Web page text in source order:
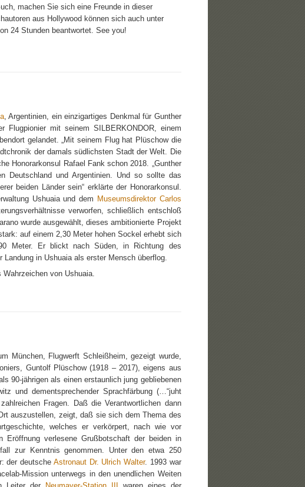
machen Sie sich eine Freunde in dieser
aus Hollywood können sich auch unter
24 Stunden beantwortet. See you!
, Argentinien, ein einzigartiges Denkmal für Gunther
Flugpionier mit seinem SILBERKONDOR, einem
gelandet. „Mit seinem Flug hat Plüschow die
der damals südlichsten Stadt der Welt. Die
Honorarkonsul Rafael Fank schon 2018. „Gunther
Deutschland und Argentinien. Und so sollte das
beiden Länder sein“ erklärte der Honorarkonsul.
Ushuaia und dem
Museumsdirektor Carlos
verworfen, schließlich entschloß
wurde ausgewählt, dieses ambitionierte Projekt
auf einem 2,30 Meter hohen Sockel erhebt sich
Meter. Er blickt nach Süden, in Richtung des
Landung in Ushuaia als erster Mensch überflog.
von Ushuaia.
München, Flugwerft Schleißheim, gezeigt wurde,
Guntolf Plüschow (1918 – 2017), eigens aus
90-jährigen als einen erstaunlich jung gebliebenen
und dementsprechender Sprachfärbung (…“juht
Fragen. Daß die Verantwortlichen dann
auszustellen, zeigt, daß sie sich dem Thema des
welches er verkörpert, nach wie vor
verlesene Grußbotschaft der beiden in
zur Kenntnis genommen. Unter den etwa 250
der deutsche Astronaut Dr. Ulrich Walter. 1993 war
Mission unterwegs in den unendlichen Weiten